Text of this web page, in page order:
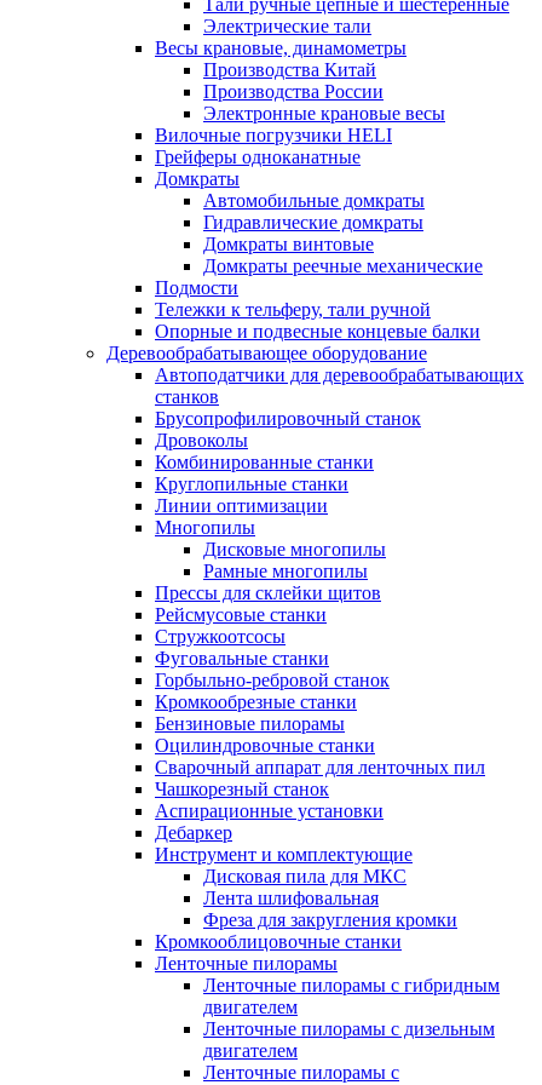
Тали ручные цепные и шестеренные
Электрические тали
Весы крановые, динамометры
Производства Китай
Производства России
Электронные крановые весы
Вилочные погрузчики HELI
Грейферы одноканатные
Домкраты
Автомобильные домкраты
Гидравлические домкраты
Домкраты винтовые
Домкраты реечные механические
Подмости
Тележки к тельферу, тали ручной
Опорные и подвесные концевые балки
Деревообрабатывающее оборудование
Автоподатчики для деревообрабатывающих
станков
Брусопрофилировочный станок
Дровоколы
Комбинированные станки
Круглопильные станки
Линии оптимизации
Многопилы
Дисковые многопилы
Рамные многопилы
Прессы для склейки щитов
Рейсмусовые станки
Стружкоотсосы
Фуговальные станки
Горбыльно-ребровой станок
Кромкообрезные станки
Бензиновые пилорамы
Оцилиндровочные станки
Сварочный аппарат для ленточных пил
Чашкорезный станок
Аспирационные установки
Дебаркер
Инструмент и комплектующие
Дисковая пила для МКС
Лента шлифовальная
Фреза для закругления кромки
Кромкооблицовочные станки
Ленточные пилорамы
Ленточные пилорамы с гибридным
двигателем
Ленточные пилорамы с дизельным
двигателем
Ленточные пилорамы с